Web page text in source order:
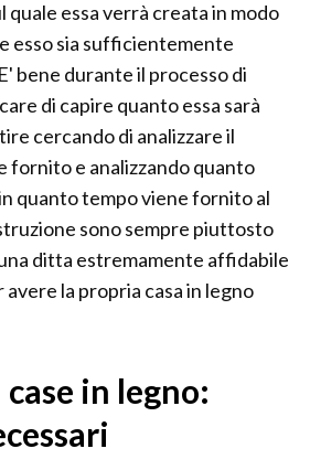
essa verrà creata in modo
esso sia sufficientemente
bene durante il processo di
di capire quanto essa sarà
cercando di analizzare il
fornito e analizzando quanto
quanto tempo viene fornito al
sono sempre piuttosto
ditta estremamente affidabile
avere la propria casa in legno
in legno: